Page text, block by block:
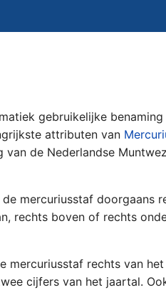
gebruikelijke
attributen van
van de Nederlandse
mercuriusstaf doorgaans
rechts boven of rechts
mercuriusstaf rechts van
cijfers van het jaartal.